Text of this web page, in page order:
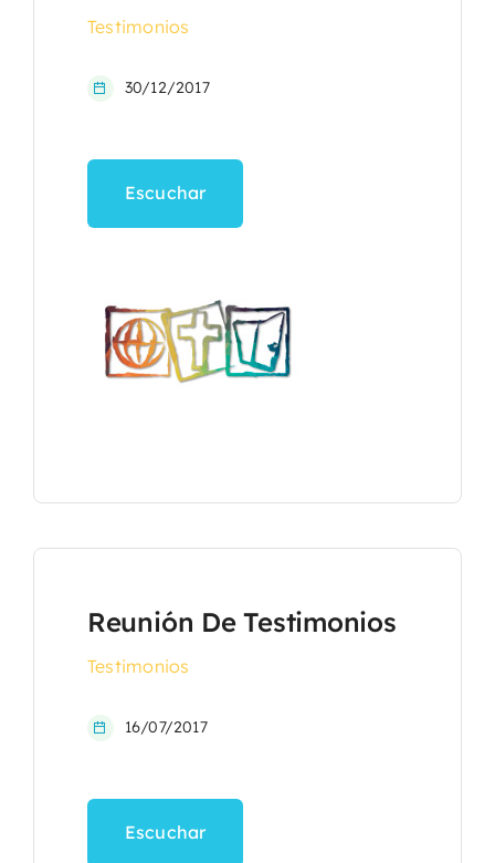
Testimonios
30/12/2017
Escuchar
Reunión De Testimonios
Testimonios
16/07/2017
Escuchar